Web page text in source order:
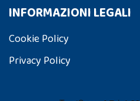
INFORMAZIONI LEGALI
Cookie Policy
Privacy Policy